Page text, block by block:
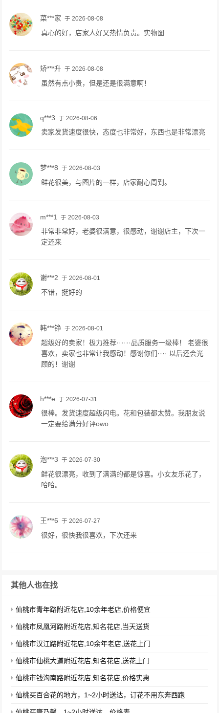
菜***家 于 2026-08-08
真心的好，店家人好又热情负责。实物图
矫***升 于 2026-08-08
虽然有点小贵，但是还是很满意啊！
q***3 于 2026-08-06
卖家发货速度很快，态度也非常好，东西也是非常漂亮
梦***8 于 2026-08-03
鲜花很美，与图片的一样，店家耐心周到。
m***1 于 2026-08-03
非常非常好，老婆很满意，很感动，谢谢店主，下次一
定还来
谢***2 于 2026-08-01
不错，挺好的
韩***铮 于 2026-08-01
超级好的卖家！极力推荐······品质服务一级棒！ 老婆很
喜欢，卖家也非常让我感动！感谢你们···· 以后还会光
顾的！谢谢
h***e 于 2026-07-31
很棒。发货速度超级闪电。花和包装都太赞。我朋友说
一定要给满分好评owo
泡***3 于 2026-07-30
鲜花很漂亮，收到了满满的都是惊喜。小女友乐花了，
哈哈。
王***6 于 2026-07-27
很好，很快我很喜欢，下次还来
其他人也在找
仙桃市青年路附近花店,10余年老店,价格便宜
仙桃市凤凰河路附近花店,知名花店,当天送货
仙桃市汉江路附近花店,10余年老店,送花上门
仙桃市仙桃大道附近花店,知名花店,送花上门
仙桃市钱沟南路附近花店,知名花店,价格实惠
仙桃买百合花的地方，1~2小时送达，订花不用东奔西跑